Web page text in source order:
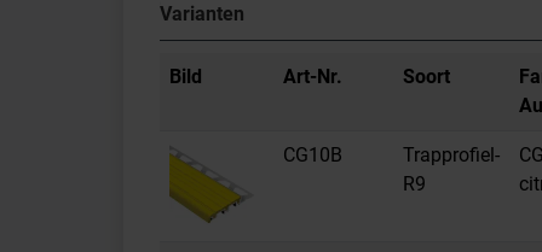
Varianten
Bild Art-Nr. Soort
CG10B
Trapprofiel-
R9